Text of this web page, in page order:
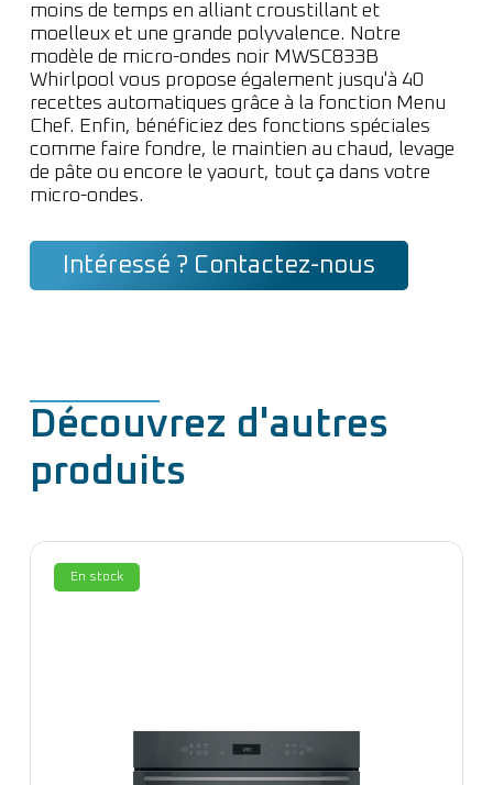
moins de temps en alliant croustillant et
moelleux et une grande polyvalence. Notre
modèle de micro-ondes noir MWSC833B
Whirlpool vous propose également jusqu'à 40
recettes automatiques grâce à la fonction Menu
Chef. Enfin, bénéficiez des fonctions spéciales
comme faire fondre, le maintien au chaud, levage
de pâte ou encore le yaourt, tout ça dans votre
micro-ondes.
Intéressé ? Contactez-nous
Découvrez d'autres
produits
En stock